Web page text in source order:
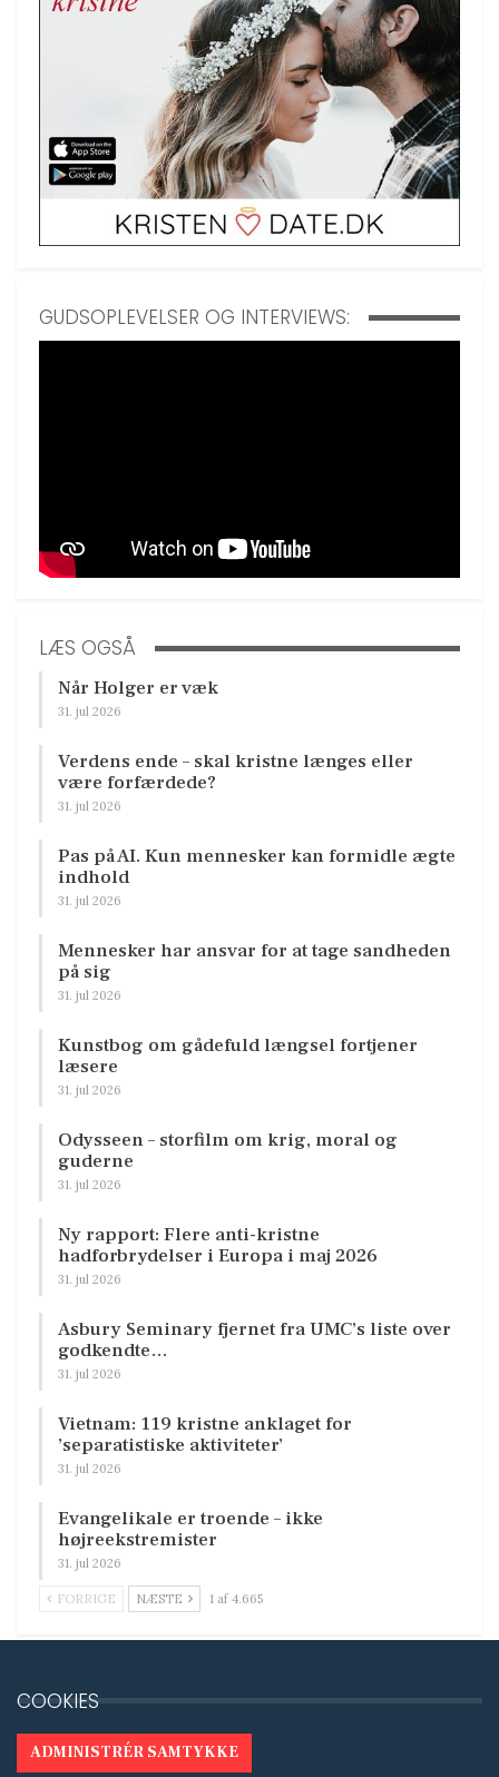
GUDSOPLEVELSER OG INTERVIEWS:
LÆS OGSÅ
Når Holger er væk
31. jul 2026
Verdens ende – skal kristne længes eller
være forfærdede?
31. jul 2026
Pas på AI. Kun mennesker kan formidle ægte
indhold
31. jul 2026
Mennesker har ansvar for at tage sandheden
på sig
31. jul 2026
Kunstbog om gådefuld længsel fortjener
læsere
31. jul 2026
Odysseen – storfilm om krig, moral og
guderne
31. jul 2026
Ny rapport: Flere anti-kristne
hadforbrydelser i Europa i maj 2026
31. jul 2026
Asbury Seminary fjernet fra UMC’s liste over
godkendte…
31. jul 2026
Vietnam: 119 kristne anklaget for
’separatistiske aktiviteter’
31. jul 2026
Evangelikale er troende – ikke
højreekstremister
31. jul 2026
FORRIGE NÆSTE 1 af 4.665
COOKIES
ADMINISTRÉR SAMTYKKE